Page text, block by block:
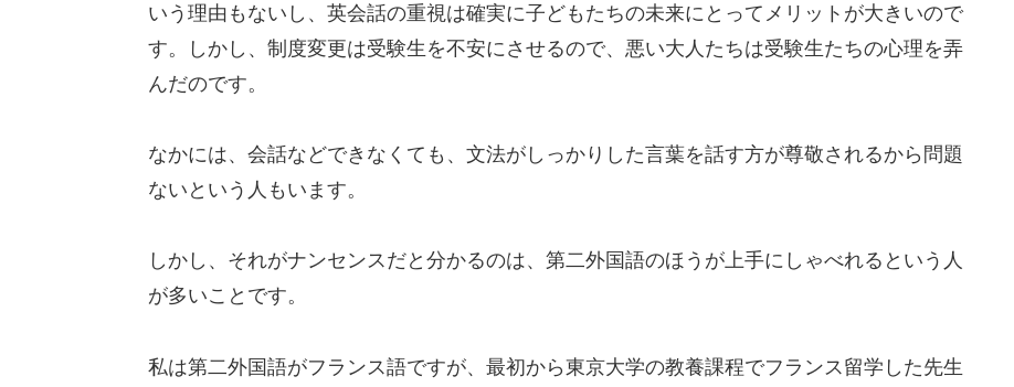
いう理由もないし、英会話の重視は確実に子どもたちの未来にとってメリットが大きいので
す。しかし、制度変更は受験生を不安にさせるので、悪い大人たちは受験生たちの心理を弄
んだのです。
なかには、会話などできなくても、文法がしっかりした言葉を話す方が尊敬されるから問題
ないという人もいます。
しかし、それがナンセンスだと分かるのは、第二外国語のほうが上手にしゃべれるという人
が多いことです。
私は第二外国語がフランス語ですが、最初から東京大学の教養課程でフランス留学した先生